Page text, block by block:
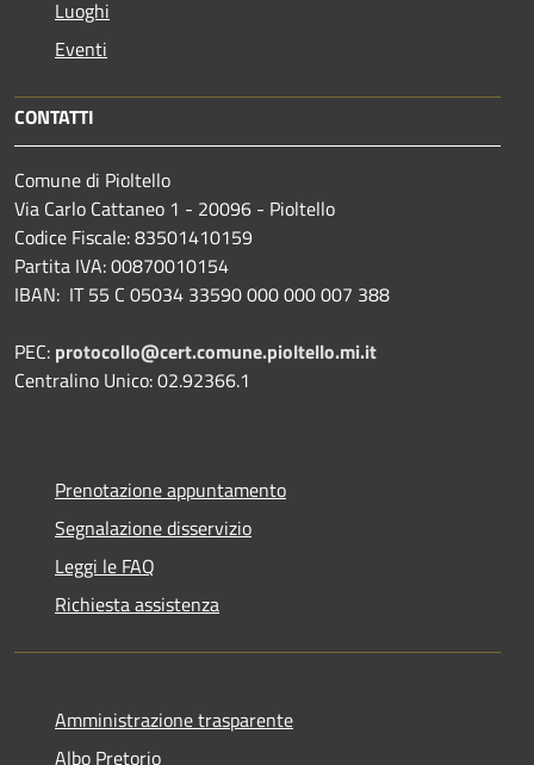
Luoghi
Eventi
CONTATTI
Comune di Pioltello
Via Carlo Cattaneo 1 - 20096 - Pioltello
Codice Fiscale: 83501410159
Partita IVA: 00870010154
IBAN: IT 55 C 05034 33590 000 000 007 388
PEC: protocollo@cert.comune.pioltello.mi.it
Centralino Unico: 02.92366.1
Prenotazione appuntamento
Segnalazione disservizio
Leggi le FAQ
Richiesta assistenza
Amministrazione trasparente
Albo Pretorio